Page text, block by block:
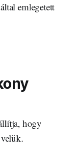
emlegetett
hogy